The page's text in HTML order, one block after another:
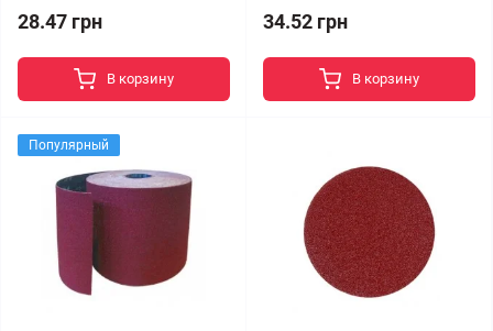
28.47 грн
В корзину
34.52 грн
В корзину
Популярный